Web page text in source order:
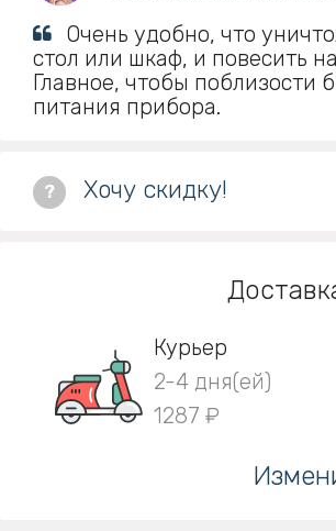
Очень удобно, что
стол или шкаф, и повесить
Главное, чтобы поблизости
питания прибора.
? Хочу скидку!
Курьер
2-4 дня(ей)
1287 ₽